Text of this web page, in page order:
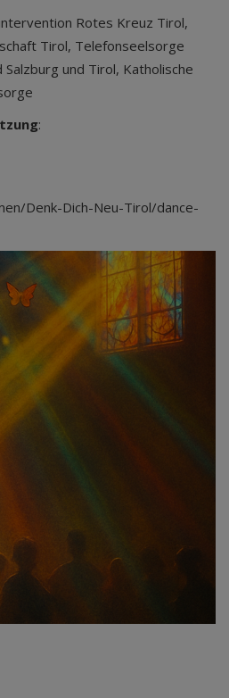
Rotes Kreuz Tirol,
Tirol, Telefonseelsorge
Salzburg und Tirol, Katholische
:
Denk-Dich-Neu-Tirol/dance-